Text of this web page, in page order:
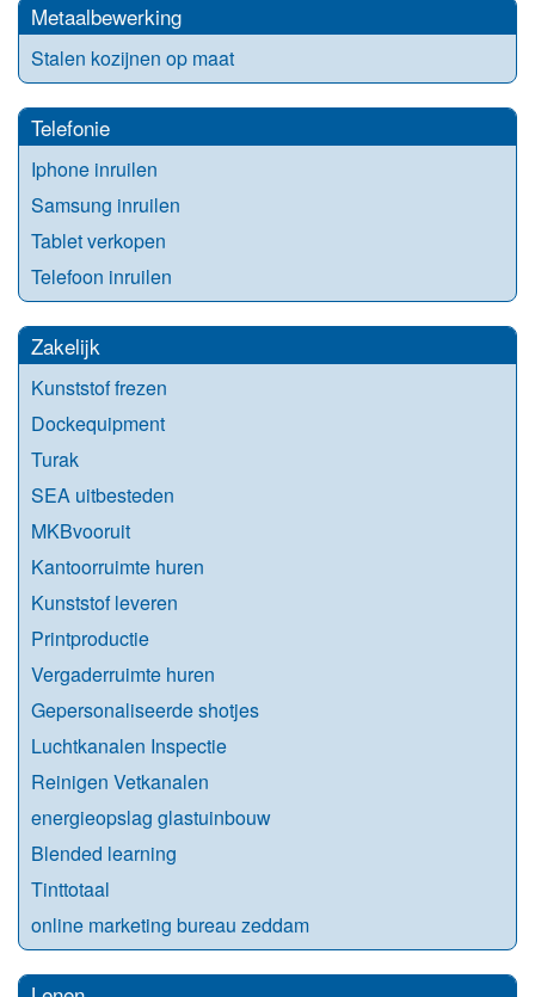
Metaalbewerking
Stalen kozijnen op maat
Telefonie
Iphone inruilen
Samsung inruilen
Tablet verkopen
Telefoon inruilen
Zakelijk
Kunststof frezen
Dockequipment
Turak
SEA uitbesteden
MKBvooruit
Kantoorruimte huren
Kunststof leveren
Printproductie
Vergaderruimte huren
Gepersonaliseerde shotjes
Luchtkanalen Inspectie
Reinigen Vetkanalen
energieopslag glastuinbouw
Blended learning
Tinttotaal
online marketing bureau zeddam